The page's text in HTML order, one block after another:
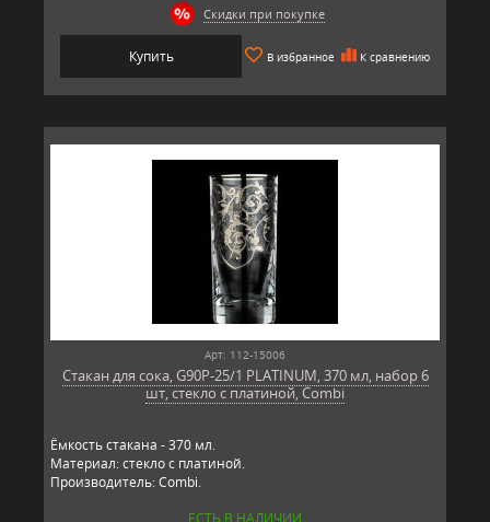
Скидки при покупке
Купить В избранное К сравнению
Арт: 112-15006
Стакан для сока, G90P-25/1 PLATINUM, 370 мл, набор 6
шт, стекло с платиной, Combi
Ёмкость стакана - 370 мл.
Материал: стекло с платиной.
Производитель: Combi.
ЕСТЬ В НАЛИЧИИ